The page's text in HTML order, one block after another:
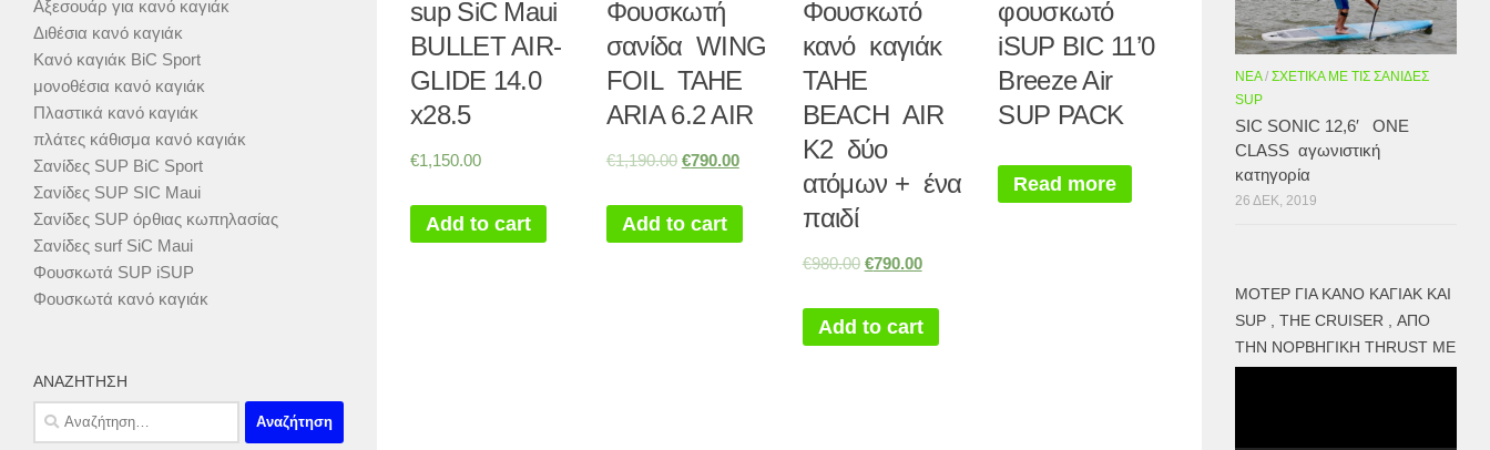
sup SiC Maui
BULLET AIR-
GLIDE 14.0
x28.5
€1,150.00
Add to cart
Φουσκωτή
σανίδα WING
FOIL TAHE
ARIA 6.2 AIR
€1,190.00 €790.00
Add to cart
Φουσκωτό
κανό καγιάκ
TAHE
BEACH AIR
K2 δύο
ατόμων + ένα
παιδί
€980.00 €790.00
Add to cart
φουσκωτό
iSUP BIC 11’0
Breeze Air
SUP PACK
Read more
Αξεσουάρ για κανό καγιάκ
Διθέσια κανό καγιάκ
Κανό καγιάκ BiC Sport
μονοθέσια κανό καγιάκ
Πλαστικά κανό καγιάκ
πλάτες κάθισμα κανό καγιάκ
Σανίδες SUP BiC Sport
Σανίδες SUP SIC Maui
Σανίδες SUP όρθιας κωπηλασίας
Σανίδες surf SiC Maui
Φουσκωτά SUP iSUP
Φουσκωτά κανό καγιάκ
ΑΝΑΖΉΤΗΣΗ
Αναζήτηση
για:
ΝΈΑ/ ΣΧΕΤΙΚΆ ΜΕ ΤΙΣ ΣΑΝΊΔΕΣ
SUP
SIC SONIC 12,6′ ONE
CLASS αγωνιστική
κατηγορία
26 ΔΕΚ, 2019
ΜΟΤΕΡ ΓΙΑ ΚΑΝΌ ΚΑΓΙΑΚ ΚΑΙ
SUP , THE CRUISER , ΑΠΌ
ΤΗΝ ΝΟΡΒΗΓΙΚΉ THRUST ME